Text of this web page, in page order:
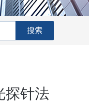
探针法